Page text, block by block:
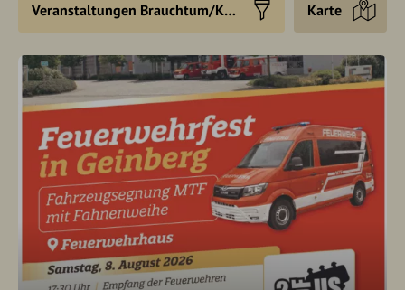
Veranstaltungen Brauchtum/Kultur Karte